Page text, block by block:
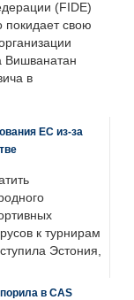
(FIDE)
покидает свою
Вишванатан
в
ЕС из-за
к турнирам
Эстония,
в CAS